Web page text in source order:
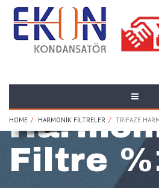
HOME HARMONIK FILTRELER TRIFAZE
Trifaze
Filtre